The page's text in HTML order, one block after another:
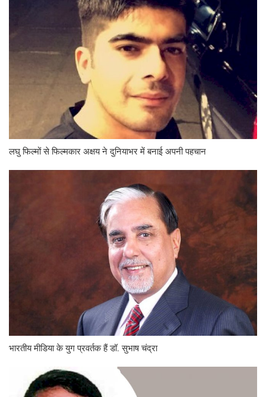
लघु फिल्मों से फिल्मकार अक्षय ने दुनियाभर में बनाई अपनी पहचान
भारतीय मीडिया के युग प्रवर्तक हैं डॉ. सुभाष चंद्रा